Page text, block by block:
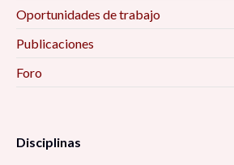
Oportunidades de trabajo
Publicaciones
Foro
Disciplinas